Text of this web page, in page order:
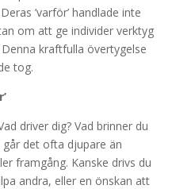
’varför’ handlade inte
om att ge individer verktyg
kraftfulla övertygelse
tog.
driver dig? Vad brinner du
det ofta djupare än
framgång. Kanske drivs du
andra, eller en önskan att